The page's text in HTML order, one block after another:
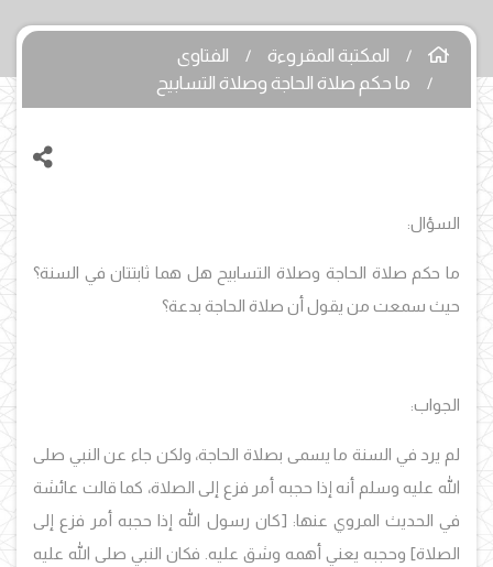
المكتبة المقروءة
الفتاوى
ما حكم صلاة الحاجة وصلاة التسابيح
السؤال:
ما حكم صلاة الحاجة وصلاة التسابيح هل هما ثابتتان في السنة؟
حيث سمعت من يقول أن صلاة الحاجة بدعة؟
الجواب:
لم يرد في السنة ما يسمى بصلاة الحاجة، ولكن جاء عن النبي صلى
الله عليه وسلم أنه إذا حجبه أمر فزع إلى الصلاة، كما قالت عائشة
في الحديث المروي عنها: [كان رسول الله إذا حجبه أمر فزع إلى
الصلاة] وحجبه يعني أهمه وشق عليه. فكان النبي صلى الله عليه